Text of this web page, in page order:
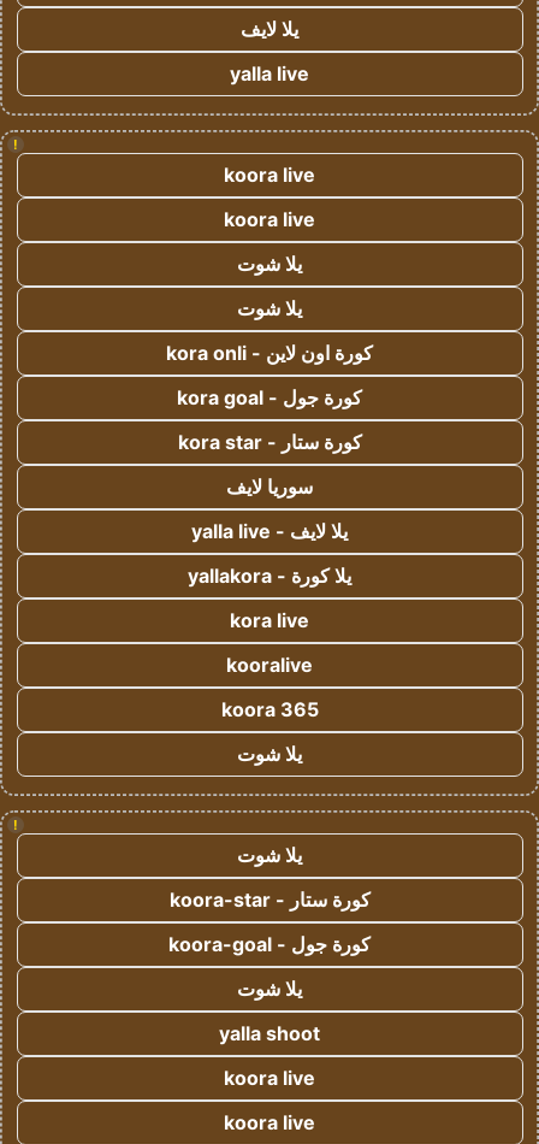
يلا لايف
yalla live
!
koora live
koora live
يلا شوت
يلا شوت
كورة اون لاين - kora onli
كورة جول - kora goal
كورة ستار - kora star
سوريا لايف
يلا لايف - yalla live
يلا كورة - yallakora
kora live
kooralive
koora 365
يلا شوت
!
يلا شوت
كورة ستار - koora-star
كورة جول - koora-goal
يلا شوت
yalla shoot
koora live
koora live